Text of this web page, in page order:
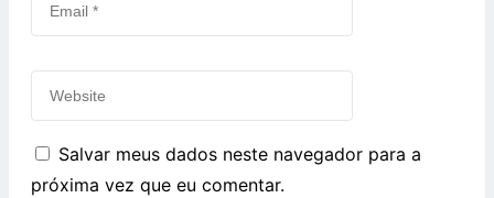
Salvar meus dados neste navegador para a
próxima vez que eu comentar.